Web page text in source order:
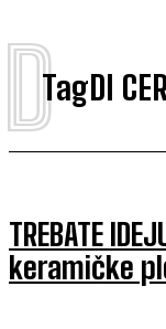
TagDI
D
TREBATE
keramičke